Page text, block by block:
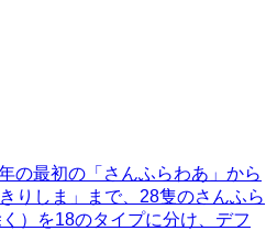
の最初の「さんふらわあ」から
りしま」まで、28隻のさんふら
）を18のタイプに分け、デフ